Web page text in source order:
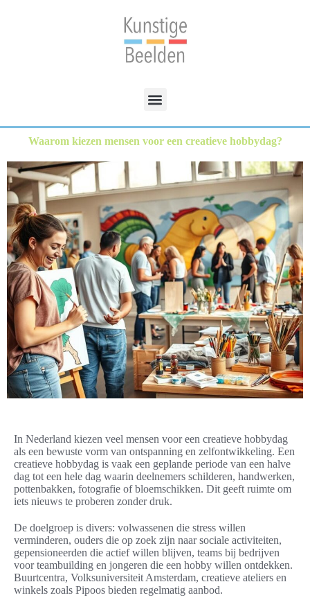
Waarom kiezen mensen voor een creatieve hobbydag?
In Nederland kiezen veel mensen voor een creatieve hobbydag
als een bewuste vorm van ontspanning en zelfontwikkeling. Een
creatieve hobbydag is vaak een geplande periode van een halve
dag tot een hele dag waarin deelnemers schilderen, handwerken,
pottenbakken, fotografie of bloemschikken. Dit geeft ruimte om
iets nieuws te proberen zonder druk.
De doelgroep is divers: volwassenen die stress willen
verminderen, ouders die op zoek zijn naar sociale activiteiten,
gepensioneerden die actief willen blijven, teams bij bedrijven
voor teambuilding en jongeren die een hobby willen ontdekken.
Buurtcentra, Volksuniversiteit Amsterdam, creatieve ateliers en
winkels zoals Pipoos bieden regelmatig aanbod.